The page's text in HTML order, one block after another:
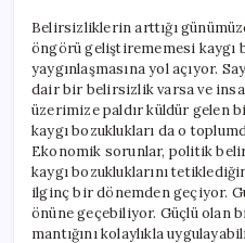
Belirsizliklerin arttığı
öngörü geliştirememesi kaygı
yaygınlaşmasına yol açıyor.
dair bir belirsizlik varsa ve
üzerimize paldır küldür gelen
kaygı bozuklukları da o
Ekonomik sorunlar, politik
kaygı bozukluklarını
ilginç bir dönemden geçiyor.
önüne geçebiliyor. Güçlü olan
mantığını kolaylıkla